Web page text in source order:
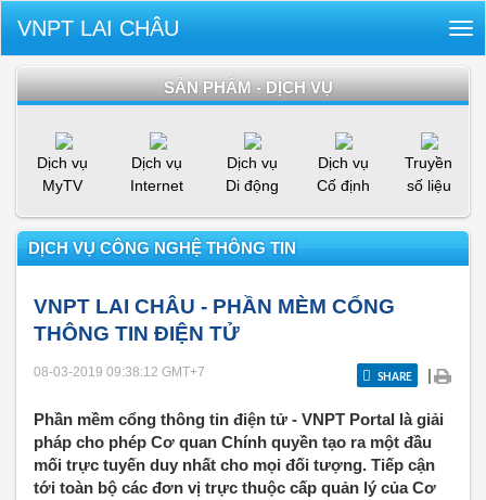
VNPT LAI CHÂU
SẢN PHẨM - DỊCH VỤ
Dịch vụ
MyTV
Dịch vụ
Internet
Dịch vụ
Di động
Dịch vụ
Cố định
Truyền
số liệu
DỊCH VỤ CÔNG NGHỆ THÔNG TIN
VNPT LAI CHÂU - PHẦN MÈM CỔNG
THÔNG TIN ĐIỆN TỬ
08-03-2019 09:38:12 GMT+7 SHARE |
Phần mềm cổng thông tin điện tử - VNPT Portal là giải
pháp cho phép Cơ quan Chính quyền tạo ra một đầu
mối trực tuyến duy nhất cho mọi đối tượng. Tiếp cận
tới toàn bộ các đơn vị trực thuộc cấp quản lý của Cơ